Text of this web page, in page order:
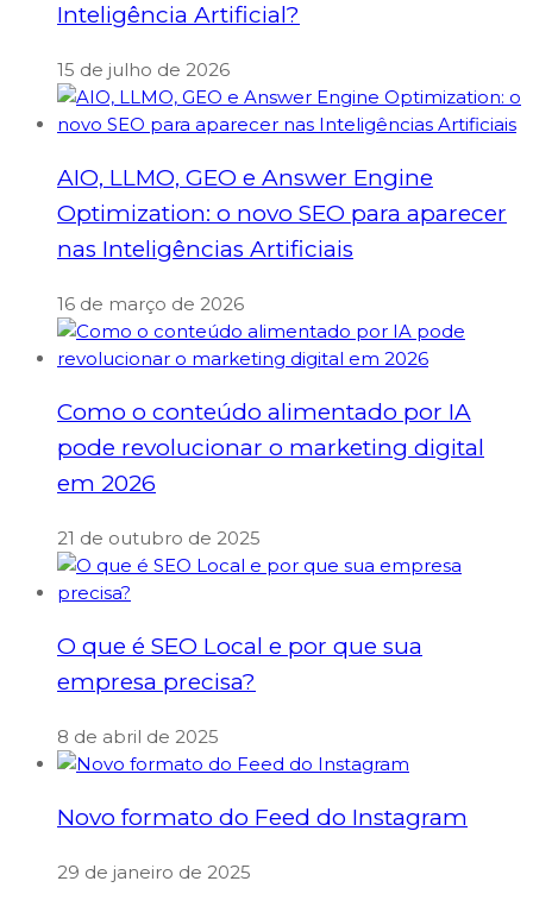
Inteligência Artificial?
15 de julho de 2026
AIO, LLMO, GEO e Answer Engine
Optimization: o novo SEO para aparecer
nas Inteligências Artificiais
16 de março de 2026
Como o conteúdo alimentado por IA
pode revolucionar o marketing digital
em 2026
21 de outubro de 2025
O que é SEO Local e por que sua
empresa precisa?
8 de abril de 2025
Novo formato do Feed do Instagram
29 de janeiro de 2025